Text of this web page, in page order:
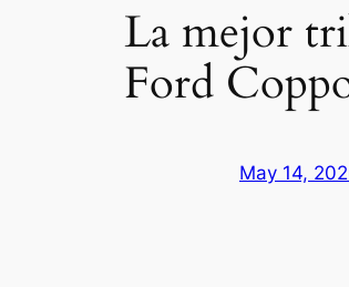
La mejor
Ford
May 14,